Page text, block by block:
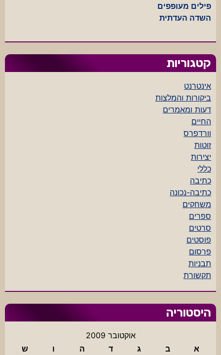
פילים מעופפים
השדה העדתית
קטגוריות
אינטרנט
ביקורות והמלצות
דעות ומאמרים
החיים
וורדפרס
זוטות
יצירות
כללי
כתיבה
כתיבה-נכונה
משחקים
ספרים
סרטים
פוסטים
פרסום
תבניות
תקשורת
היסטוריה
אוקטובר 2009
א
ב ג ד ה ו
ש